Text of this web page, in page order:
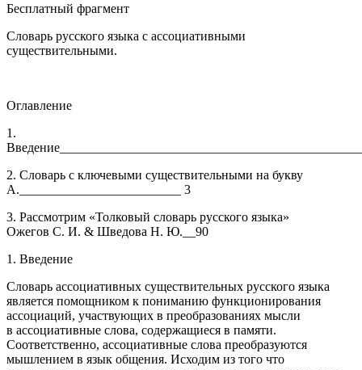
Бесплатный фрагмент
Словарь русского языка с ассоциативными
существительными.
Оглавление
1.
2. Словарь с ключевыми существительными на букву
А._________________________ 3
3. Рассмотрим «Толковый словарь русского языка»
Ожегов С. И. & Шведова Н. Ю.__90
1. Введение
Словарь ассоциативных существительных русского языка
является помощником к пониманию функционирования
ассоциаций, участвующих в преобразованиях мысли
в ассоциативные слова, содержащиеся в памяти.
Соответственно, ассоциативные слова преобразуются
мышлением в язык общения. Исходим из того что